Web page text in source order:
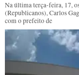
Na última terça-feira, 17,
(Republicanos), Carlos
com o prefeito de